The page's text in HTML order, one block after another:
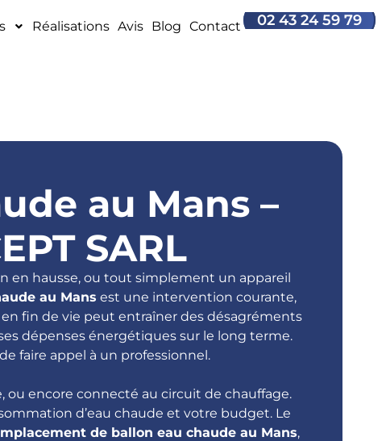
Réalisations Avis Blog Contact 02 43 24 59 79
au Mans –
SARL
en hausse, ou tout simplement un appareil
au Mans est une intervention courante,
fin de vie peut entraîner des désagréments
dépenses énergétiques sur le long terme.
faire appel à un professionnel.
ou encore connecté au circuit de chauffage.
d’eau chaude et votre budget. Le
de ballon eau chaude au Mans,